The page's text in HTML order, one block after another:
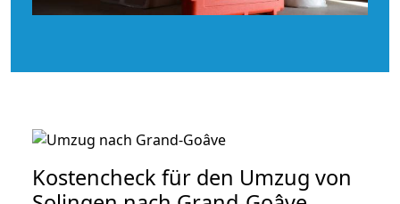
Kostencheck für den Umzug von